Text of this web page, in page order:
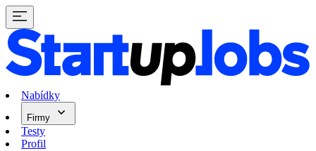
Nabídky
Firmy
Testy
Profil